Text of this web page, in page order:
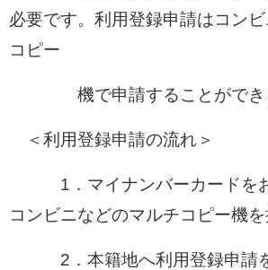
必要です。利用登録申請はコン
コピー
機で申請することができ
＜利用登録申請の流れ＞
1．マイナンバーカードをお
コンビニなどのマルチコピー機を
2．本籍地へ利用登録申請を